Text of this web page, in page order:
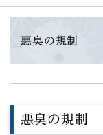
悪臭の規制
悪臭の規制